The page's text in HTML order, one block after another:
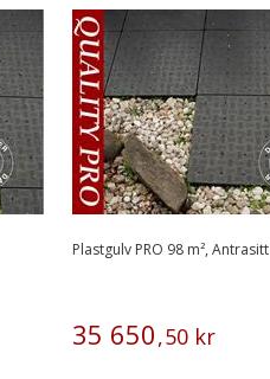
Plastgulv PRO 98 m², Antrasitt
35 650,50 kr